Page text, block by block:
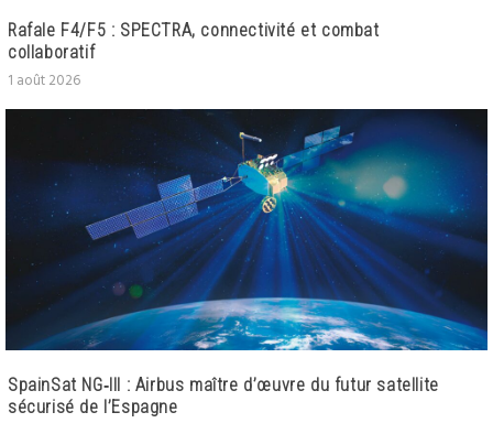
Rafale F4/F5 : SPECTRA, connectivité et combat
collaboratif
1 août 2026
SpainSat NG‑III : Airbus maître d’œuvre du futur satellite
sécurisé de l’Espagne